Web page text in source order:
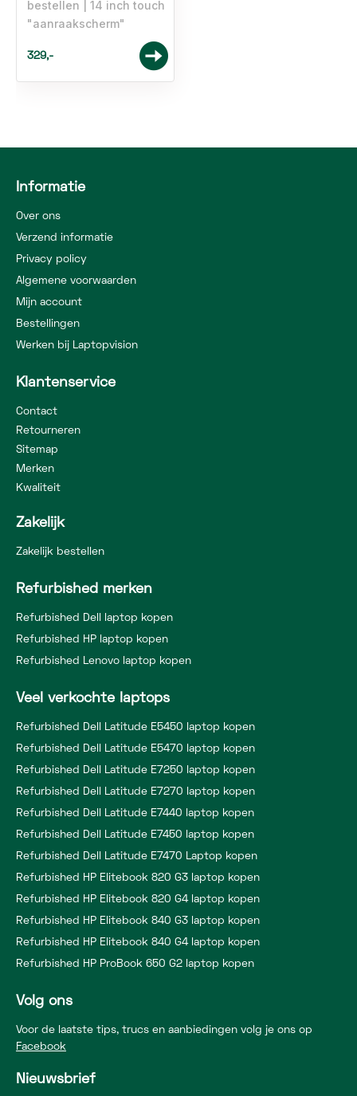
bestellen
14 inch touch
"aanraakscherm"
329,-
Informatie
Over ons
Verzend informatie
Privacy policy
Algemene voorwaarden
Mijn account
Bestellingen
Werken bij Laptopvision
Klantenservice
Contact
Retourneren
Sitemap
Merken
Kwaliteit
Zakelijk
Zakelijk bestellen
Refurbished merken
Refurbished Dell laptop kopen
Refurbished HP laptop kopen
Refurbished Lenovo laptop kopen
Veel verkochte laptops
Refurbished Dell Latitude E5450 laptop kopen
Refurbished Dell Latitude E5470 laptop kopen
Refurbished Dell Latitude E7250 laptop kopen
Refurbished Dell Latitude E7270 laptop kopen
Refurbished Dell Latitude E7440 laptop kopen
Refurbished Dell Latitude E7450 laptop kopen
Refurbished Dell Latitude E7470 Laptop kopen
Refurbished HP Elitebook 820 G3 laptop kopen
Refurbished HP Elitebook 820 G4 laptop kopen
Refurbished HP Elitebook 840 G3 laptop kopen
Refurbished HP Elitebook 840 G4 laptop kopen
Refurbished HP ProBook 650 G2 laptop kopen
Volg ons
Voor de laatste tips, trucs en aanbiedingen volg je ons op
Facebook
Nieuwsbrief